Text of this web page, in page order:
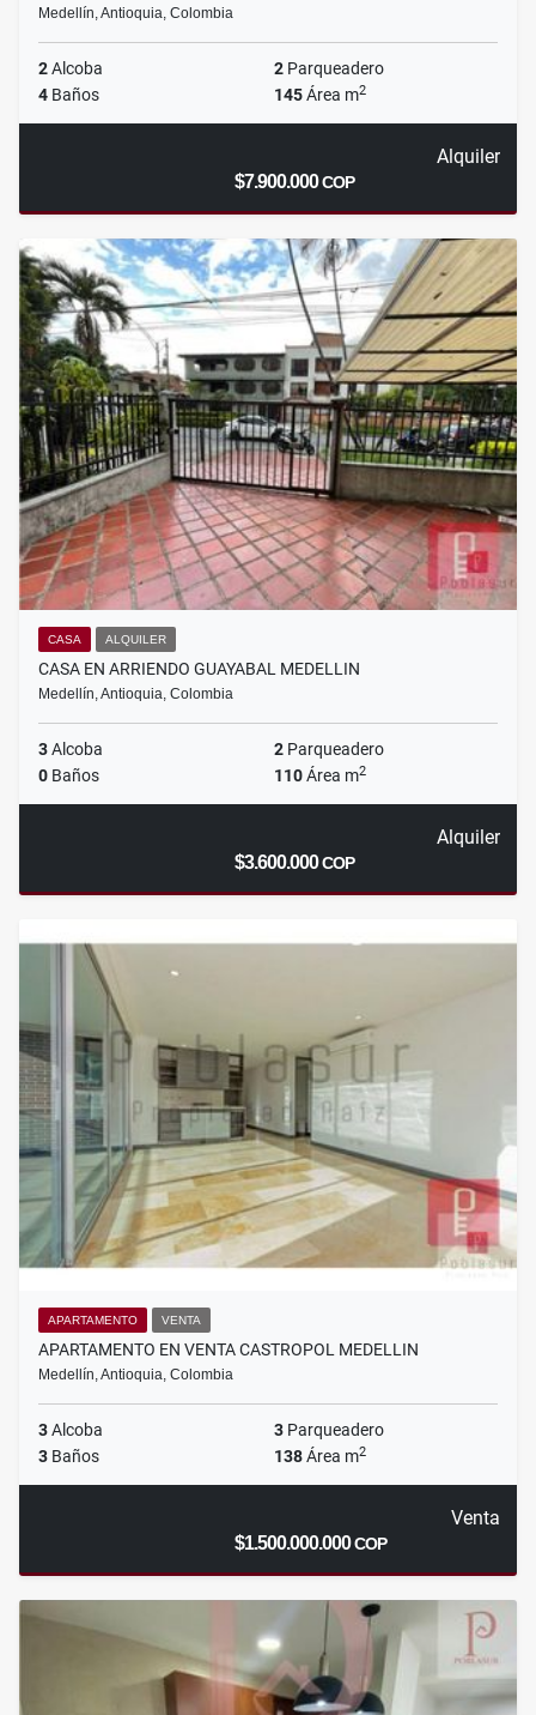
Medellín, Antioquia, Colombia
2Alcoba 2 Parqueadero
4 Baños 145Área m2
Alquiler
$7.900.000COP
CASA ALQUILER
CASA EN ARRIENDO GUAYABAL MEDELLIN
Medellín, Antioquia, Colombia
3Alcoba 2 Parqueadero
0 Baños 110Área m2
Alquiler
$3.600.000COP
APARTAMENTO VENTA
APARTAMENTO EN VENTA CASTROPOL MEDELLIN
Medellín, Antioquia, Colombia
3Alcoba 3 Parqueadero
3 Baños 138Área m2
Venta
$1.500.000.000COP